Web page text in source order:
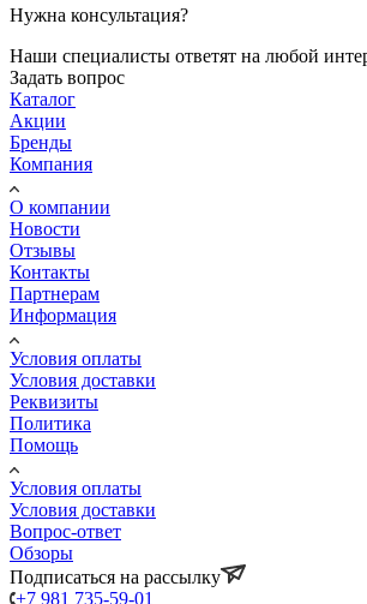
Нужна консультация?
Наши специалисты ответят на любой
Задать вопрос
Каталог
Акции
Бренды
Компания
О компании
Новости
Отзывы
Контакты
Партнерам
Информация
Условия оплаты
Условия доставки
Реквизиты
Политика
Помощь
Условия оплаты
Условия доставки
Вопрос-ответ
Обзоры
Подписаться на рассылку
+7 981 735-59-01